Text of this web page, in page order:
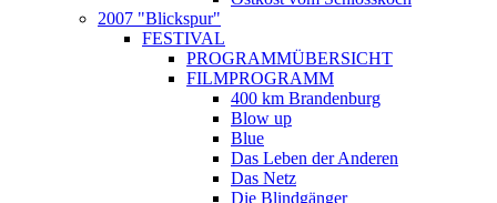
2007 "Blickspur"
FESTIVAL
PROGRAMMÜBERSICHT
FILMPROGRAMM
400 km Brandenburg
Blow up
Blue
Das Leben der Anderen
Das Netz
Die Blindgänger